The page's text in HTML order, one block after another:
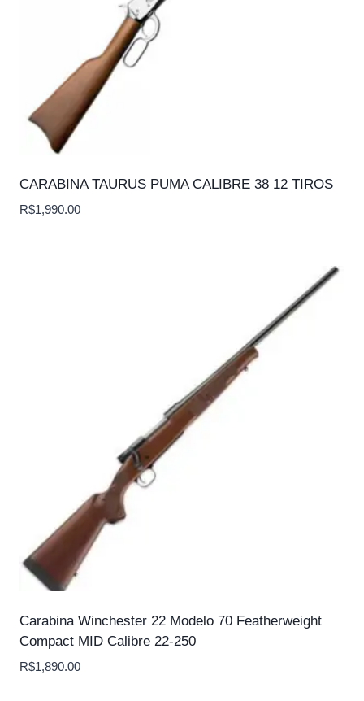
CARABINA TAURUS PUMA CALIBRE 38 12 TIROS
R$1,990.00
Carabina Winchester 22 Modelo 70 Featherweight
Compact MID Calibre 22-250
R$1,890.00